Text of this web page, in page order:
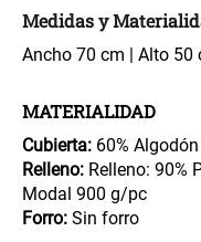
Medidas y
Ancho 70 cm | Alto 50
MATERIALIDAD
Cubierta: 60%
Relleno: Relleno: 90%
Modal 900 g/pc
Forro: Sin forro
S/ 319.00 S/ 254.90
S/ 269.00S/ 228.65
Set 2 Almohadas Hollow